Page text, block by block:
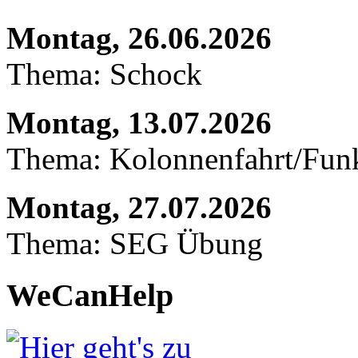
Montag, 26.06.2026
Thema: Schock
Montag, 13.07.2026
Thema: Kolonnenfahrt/
Montag, 27.07.2026
Thema: SEG Übung
WeCanHelp